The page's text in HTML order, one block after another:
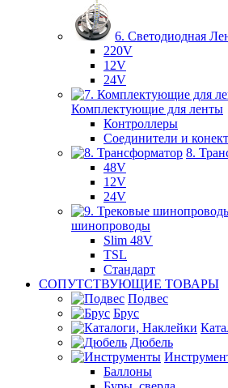
6. Светодиодная
220V
12V
24V
Комплектующие для ленты
Контроллеры
Соединители и
8.
48V
12V
24V
шинопроводы
Slim 48V
TSL
Стандарт
СОПУТСТВУЮЩИЕ ТОВАРЫ
Подвес
Брус
Дюбель
Баллоны